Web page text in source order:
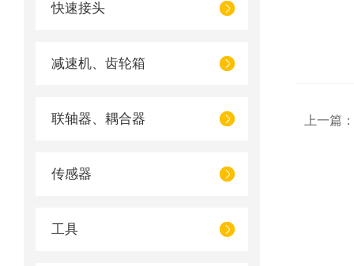
快速接头
减速机、齿轮箱
联轴器、耦合器
传感器
工具
上一篇：